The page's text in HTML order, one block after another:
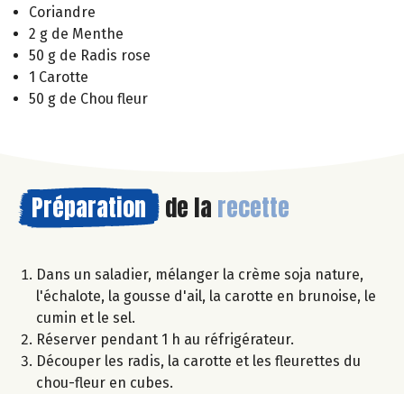
Coriandre
2 g de Menthe
50 g de Radis rose
1 Carotte
50 g de Chou fleur
Préparation de la recette
Dans un saladier, mélanger la crème soja nature,
l'échalote, la gousse d'ail, la carotte en brunoise, le
cumin et le sel.
Réserver pendant 1 h au réfrigérateur.
Découper les radis, la carotte et les fleurettes du
chou-fleur en cubes.